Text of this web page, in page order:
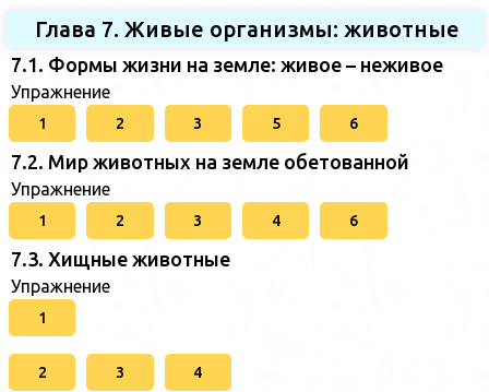
Глава 7. Живые организмы: животные
7.1. Формы жизни на земле: живое – неживое
Упражнение
1 2 3 5 6
7.2. Мир животных на земле обетованной
Упражнение
1 2 3 4 6
7.3. Хищные животные
Упражнение
1
2 3 4